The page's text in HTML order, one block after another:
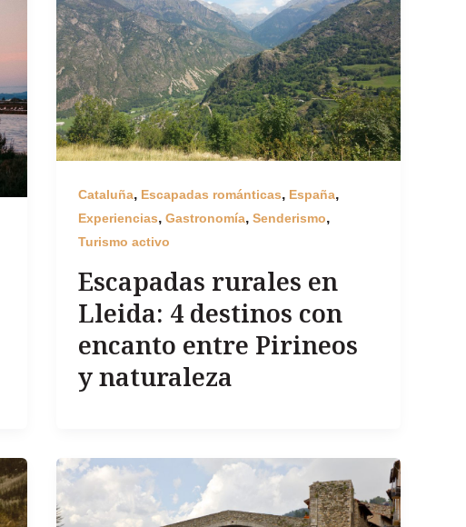
Cataluña, Escapadas románticas, España,
Experiencias,Gastronomía,Senderismo,
Turismo activo
Escapadas rurales en
Lleida: 4 destinos con
encanto entre Pirineos
y naturaleza